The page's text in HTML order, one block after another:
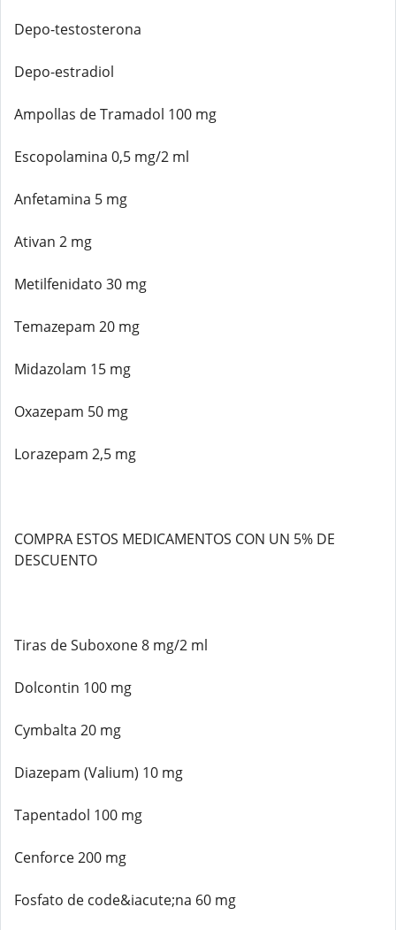
Depo-testosterona
Depo-estradiol
Ampollas de Tramadol 100 mg
Escopolamina 0,5 mg/2 ml
Anfetamina 5 mg
Ativan 2 mg
Metilfenidato 30 mg
Temazepam 20 mg
Midazolam 15 mg
Oxazepam 50 mg
Lorazepam 2,5 mg
COMPRA ESTOS MEDICAMENTOS CON UN 5% DE
DESCUENTO
Tiras de Suboxone 8 mg/2 ml
Dolcontin 100 mg
Cymbalta 20 mg
Diazepam (Valium) 10 mg
Tapentadol 100 mg
Cenforce 200 mg
Fosfato de code&iacute;na 60 mg